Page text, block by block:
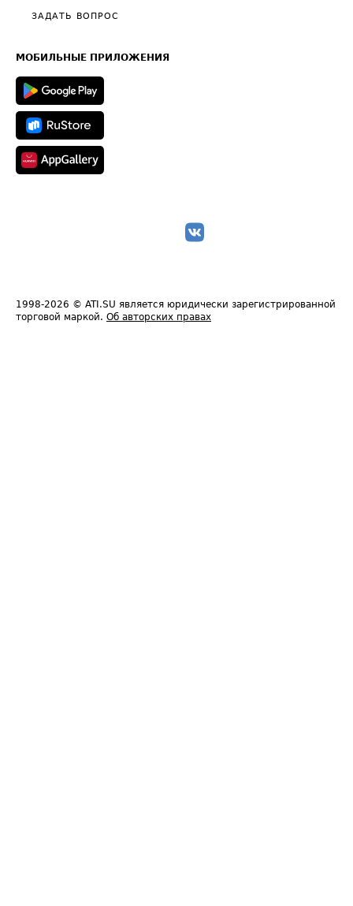
Общие положения
Полезное по перевозкам
Техническая информация
ЗАДАТЬ ВОПРОС
МОБИЛЬНЫЕ ПРИЛОЖЕНИЯ
1998-2026 © ATI.SU является юридически зарегистрированной
торговой маркой. Об авторских правах